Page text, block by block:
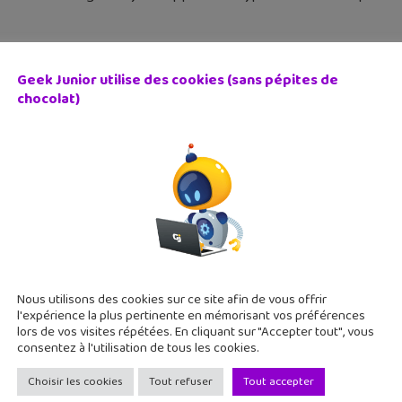
geek de la semaine : Cyprien, Scratch, CodinGame,
articles de la semaine avec au menu des idées cadeaux
informatique pour tous les niveaux. Notre coup de
le roi de YouTube en France avec 10 millions d’abonnés
Geek Junior utilise des cookies (sans pépites de
chocolat)
Nous utilisons des cookies sur ce site afin de vous offrir
l'expérience la plus pertinente en mémorisant vos préférences
lors de vos visites répétées. En cliquant sur "Accepter tout", vous
consentez à l'utilisation de tous les cookies.
Choisir les cookies Tout refuser Tout accepter